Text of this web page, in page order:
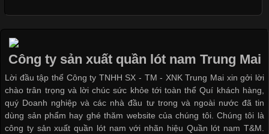
Đại
Cập nhật 2026-04-21 15:41:03
In Chuyển Nhiệt Là Gì? Công Nghệ In Hiện Đại Trong Ngành
May Mặc Trong ngành in ấn và thời trang, in chuyển nhiệt đang
là một trong những công nghệ phổ biến nhờ khả năng tạo ra
hình ảnh sắc nét và bền màu. Đặc biệt, kỹ thuật này được ứng
dụng rộng rãi trong sản xuất áo thun, đồ thể thao
Công ty sản xuất quần lót nam Trung Mai
Lời đầu tập thể Công ty TNHH SX - TM - XNK Trung Mai xin gởi lời
chào trân trọng và lời chúc sức khỏe tới toàn thể Quí khách hàng,
quý Doanh nghiệp và các nhà đầu tư trong và ngoài nước đã tin
dùng sản phẩm hay ghé thăm website của chúng tôi. Chúng tôi là
công ty sản xuất quần lót nam với nhãn hiệu Quần lót nam T&M.